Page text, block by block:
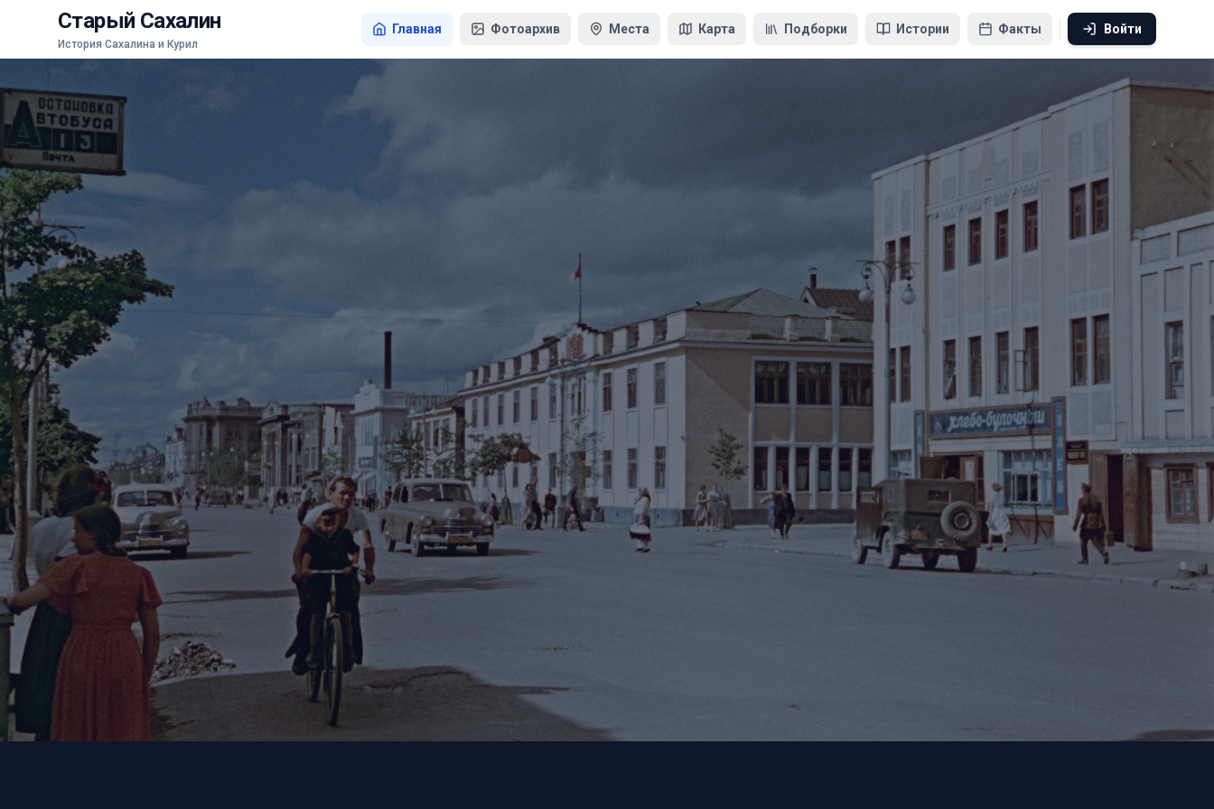
Старый Сахалин
История Сахалина и Курил
Главная Фотоархив Места Карта Подборки Истории Факты Войти